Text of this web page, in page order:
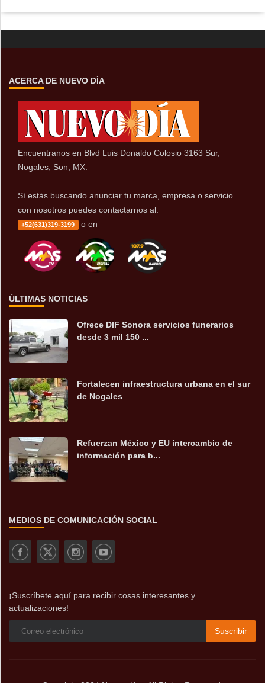
ACERCA DE NUEVO DÍA
Encuentranos en Blvd Luis Donaldo Colosio 3163 Sur,
Nogales, Son, MX.
Sí estás buscando anunciar tu marca, empresa o servicio
con nosotros puedes contactarnos al:
+52(631)319-3199 o en
ÚLTIMAS NOTICIAS
Ofrece DIF Sonora servicios funerarios
desde 3 mil 150 ...
Fortalecen infraestructura urbana en el sur
de Nogales
Refuerzan México y EU intercambio de
información para b...
MEDIOS DE COMUNICACIÓN SOCIAL
¡Suscríbete aquí para recibir cosas interesantes y
actualizaciones!
Suscribir